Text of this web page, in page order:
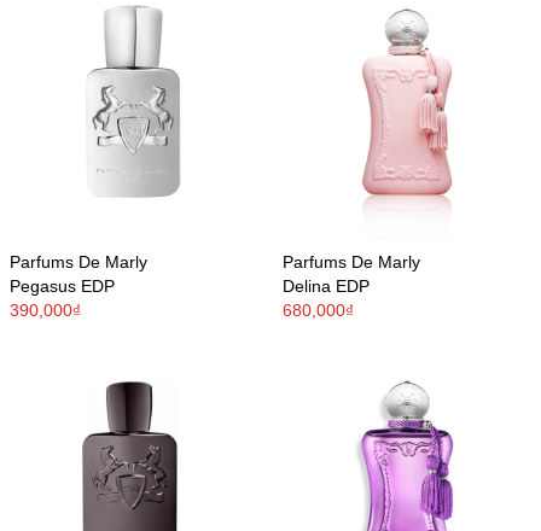
Parfums De Marly
Pegasus EDP
390,000₫
Parfums De Marly
Delina EDP
680,000₫